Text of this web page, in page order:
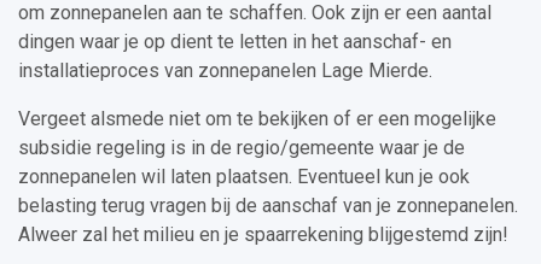
om zonnepanelen aan te schaffen. Ook zijn er een aantal
dingen waar je op dient te letten in het aanschaf- en
installatieproces van zonnepanelen Lage Mierde.
Vergeet alsmede niet om te bekijken of er een mogelijke
subsidie regeling is in de regio/gemeente waar je de
zonnepanelen wil laten plaatsen. Eventueel kun je ook
belasting terug vragen bij de aanschaf van je zonnepanelen.
Alweer zal het milieu en je spaarrekening blijgestemd zijn!